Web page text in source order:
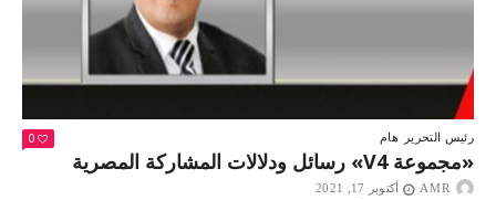
رئيس التحرير هام 0
«مجموعة V4» رسائل ودلالات المشاركة المصرية
AMR أكتوبر 17, 2021